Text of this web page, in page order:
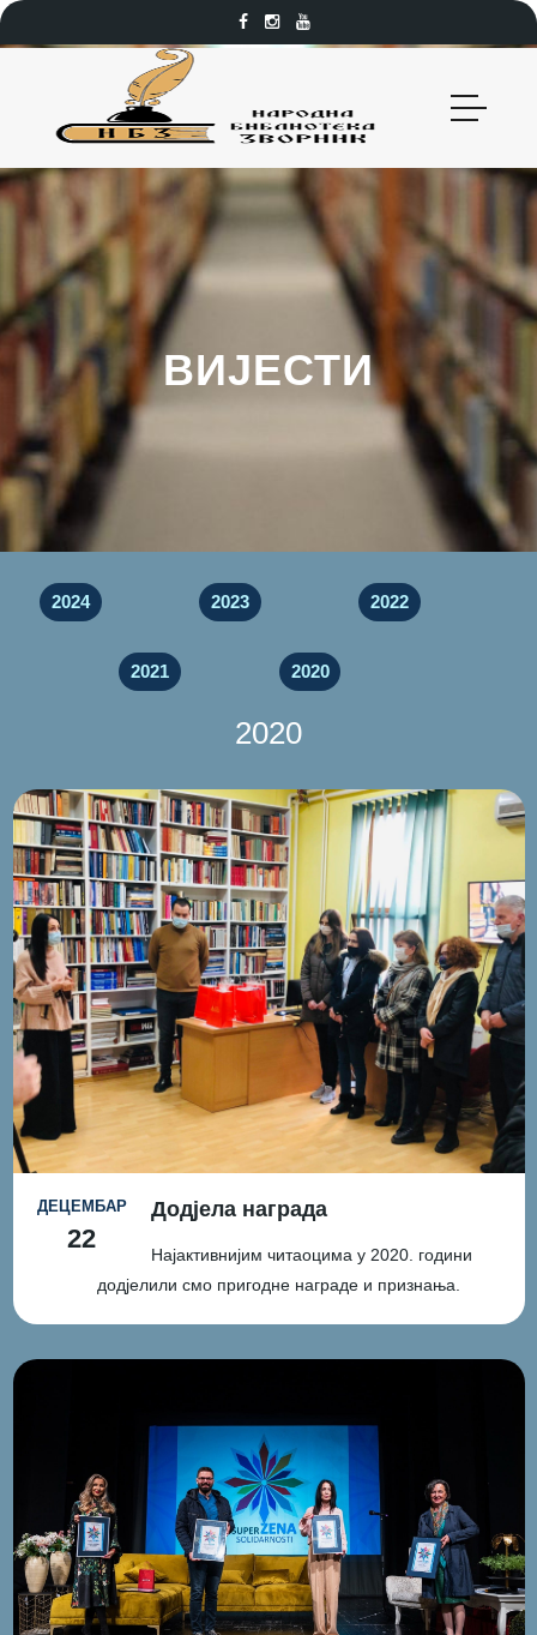
ВИЈЕСТИ
2024 2023 2022
2021 2020
2020
ДЕЦЕМБАР
22
Додјела награда
Најактивнијим читаоцима у 2020. години
додјелили смо пригодне награде и признања.